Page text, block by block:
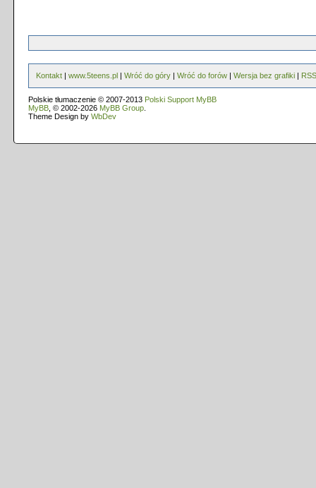
Kontakt | www.5teens.pl | Wróć do góry | Wróć do forów | Wersja bez grafiki | RSS
Polskie tłumaczenie © 2007-2013 Polski Support MyBB
MyBB , © 2002-2026 MyBB Group
Theme Design by WbDev